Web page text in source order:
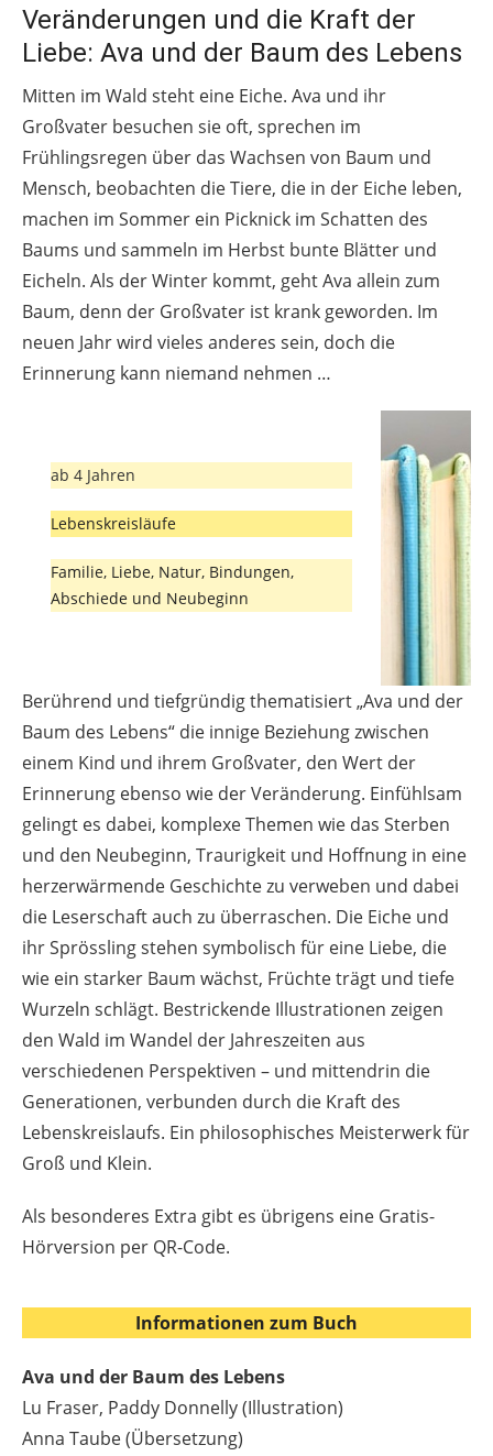
Veränderungen und die Kraft der
Liebe: Ava und der Baum des Lebens
Mitten im Wald steht eine Eiche. Ava und ihr
Großvater besuchen sie oft, sprechen im
Frühlingsregen über das Wachsen von Baum und
Mensch, beobachten die Tiere, die in der Eiche leben,
machen im Sommer ein Picknick im Schatten des
Baums und sammeln im Herbst bunte Blätter und
Eicheln. Als der Winter kommt, geht Ava allein zum
Baum, denn der Großvater ist krank geworden. Im
neuen Jahr wird vieles anderes sein, doch die
Erinnerung kann niemand nehmen …
ab 4 Jahren
Lebenskreisläufe
Familie, Liebe, Natur, Bindungen,
Abschiede und Neubeginn
Berührend und tiefgründig thematisiert „Ava und der
Baum des Lebens“ die innige Beziehung zwischen
einem Kind und ihrem Großvater, den Wert der
Erinnerung ebenso wie der Veränderung. Einfühlsam
gelingt es dabei, komplexe Themen wie das Sterben
und den Neubeginn, Traurigkeit und Hoffnung in eine
herzerwärmende Geschichte zu verweben und dabei
die Leserschaft auch zu überraschen. Die Eiche und
ihr Sprössling stehen symbolisch für eine Liebe, die
wie ein starker Baum wächst, Früchte trägt und tiefe
Wurzeln schlägt. Bestrickende Illustrationen zeigen
den Wald im Wandel der Jahreszeiten aus
verschiedenen Perspektiven – und mittendrin die
Generationen, verbunden durch die Kraft des
Lebenskreislaufs. Ein philosophisches Meisterwerk für
Groß und Klein.
Als besonderes Extra gibt es übrigens eine Gratis-
Hörversion per QR-Code.
Informationen zum Buch
Ava und der Baum des Lebens
Lu Fraser, Paddy Donnelly (Illustration)
Anna Taube (Übersetzung)